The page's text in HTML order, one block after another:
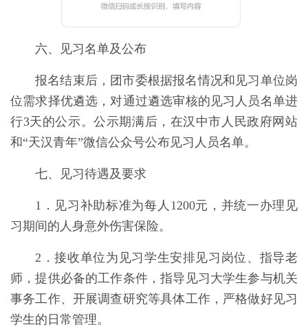
六、见习名单及公布
报名结束后，团市委根据报名情况和见习单位岗
位需求择优遴选，对通过遴选审核的见习人员名单进
行3天的公示。公示期满后，在汉中市人民政府网站
和“天汉青年”微信公众号公布见习人员名单。
七、见习待遇及要求
1 ． 见习补助标准为每人1200元，并统一办理见
习期间的人身意外伤害保险。
2 ．接收单位为见习学生安排见习岗位、指导老
师，提供必备的工作条件，指导见习大学生参与机关
事务工作、开展调查研究等具体工作，严格做好见习
学生的日常管理。